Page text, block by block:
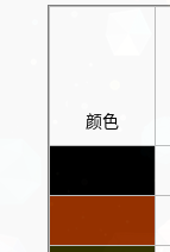
颜色